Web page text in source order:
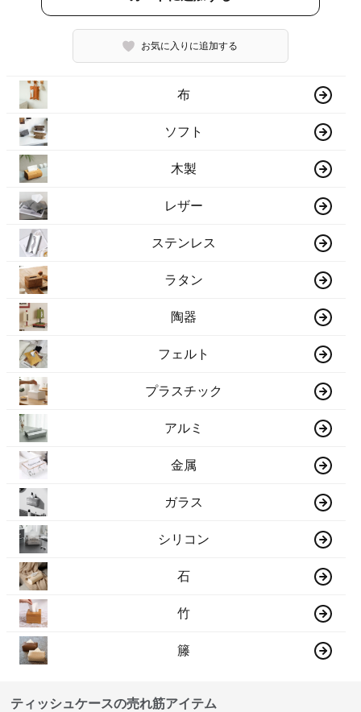
お気に入りに追加する
布
ソフト
木製
レザー
ステンレス
ラタン
陶器
フェルト
プラスチック
アルミ
金属
ガラス
シリコン
石
竹
籐
ティッシュケースの売れ筋アイテム